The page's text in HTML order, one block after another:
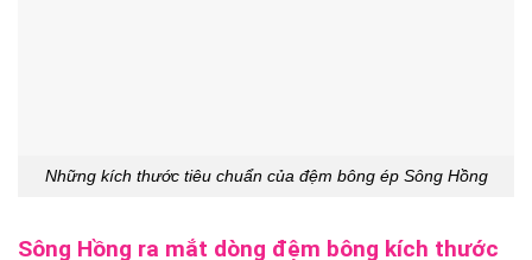
Những kích thước tiêu chuẩn của đệm bông ép Sông Hồng
Sông Hồng ra mắt dòng đệm bông kích thước